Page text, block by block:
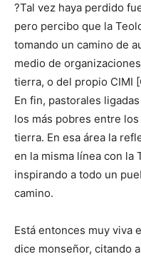
?Tal vez haya perdido
pero percibo que la
tomando un camino de
medio de
tierra, o del propio CIMI
En fin, pastorales
los más pobres entre
tierra. En esa área la
en la misma línea con la
inspirando a todo un
camino.
Está entonces muy viva
dice monseñor, citando